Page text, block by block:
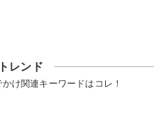
レンド
け関連キーワードはコレ！